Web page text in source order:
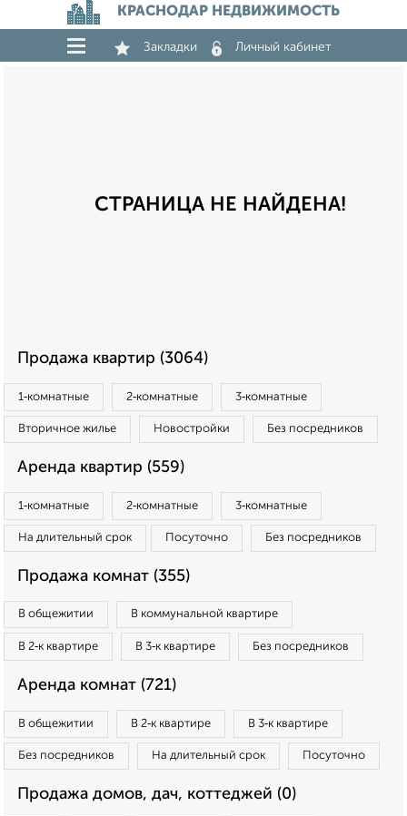
КРАСНОДАР НЕДВИЖИМОСТЬ
Закладки Личный кабинет
СТРАНИЦА НЕ НАЙДЕНА!
Продажа квартир (3064)
1‑комнатные 2‑комнатные 3‑комнатные
Вторичное жилье Новостройки Без посредников
Аренда квартир (559)
1‑комнатные 2‑комнатные 3‑комнатные
На длительный срок Посуточно Без посредников
Продажа комнат (355)
В общежитии В коммунальной квартире
В 2‑к квартире В 3‑к квартире Без посредников
Аренда комнат (721)
В общежитии В 2‑к квартире В 3‑к квартире
Без посредников На длительный срок Посуточно
Продажа домов, дач, коттеджей (0)